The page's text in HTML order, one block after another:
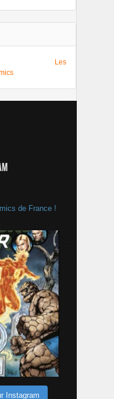
Les
de France !
Instagram